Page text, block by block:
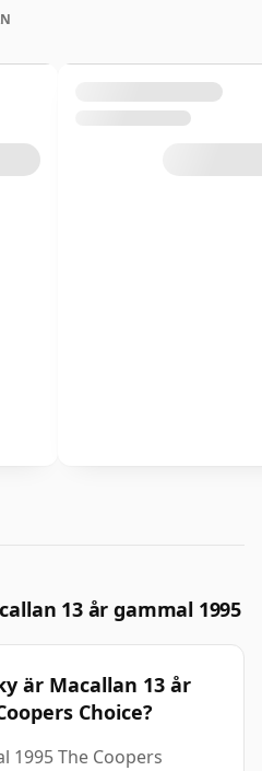
13 år gammal 1995
är Macallan 13 år
Choice?
1995 The Coopers